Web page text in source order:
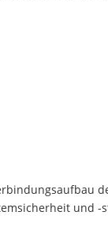
und